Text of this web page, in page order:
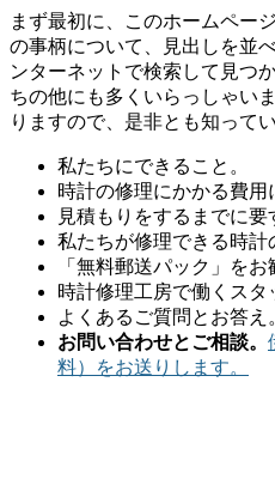
まず最初に、このホームペー
の事柄について、見出しを並
ンターネットで検索して見つ
ちの他にも多くいらっしゃい
りますので、是非とも知って
私たちにできること。
時計の修理にかかる費用
見積もりをするまでに要
私たちが修理できる時計
「無料郵送パック」をお
時計修理工房で働くスタ
よくあるご質問とお答え
お問い合わせとご相談。
料）をお送りします。